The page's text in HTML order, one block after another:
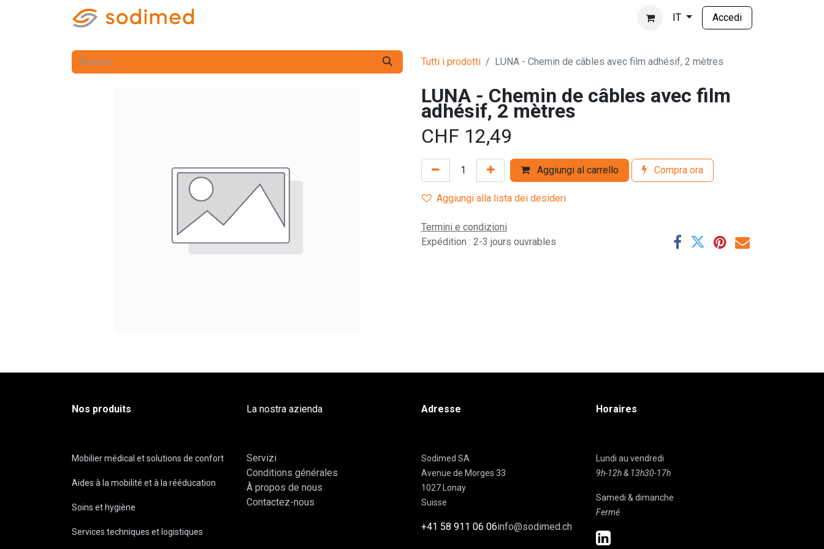
IT Accedi
Tutti i prodotti LUNA - Chemin de câbles avec film adhésif, 2 mètres
LUNA - Chemin de câbles avec film
adhésif, 2 mètres
CHF 12,49
Aggiungi al carrello Compra ora
Aggiungi alla lista dei desideri
Termini e condizioni
Expédition : 2-3 jours ouvrables
Nos produits
Mobilier médical et solutions de confort
Aides à la mobilité et à la rééducation
Soins et hygiène
Services techniques et logistiques
La nostra azienda
Servizi
Conditions générales
À propos de nous
Contactez-nous
Adresse
Sodimed SA
Avenue de Morges 33
1027 Lonay
Suisse
+41 58 911 06 06info@sodimed.ch
Horaires
Lundi au vendredi
9h-12h & 13h30-17h
Samedi & dimanche
Fermé